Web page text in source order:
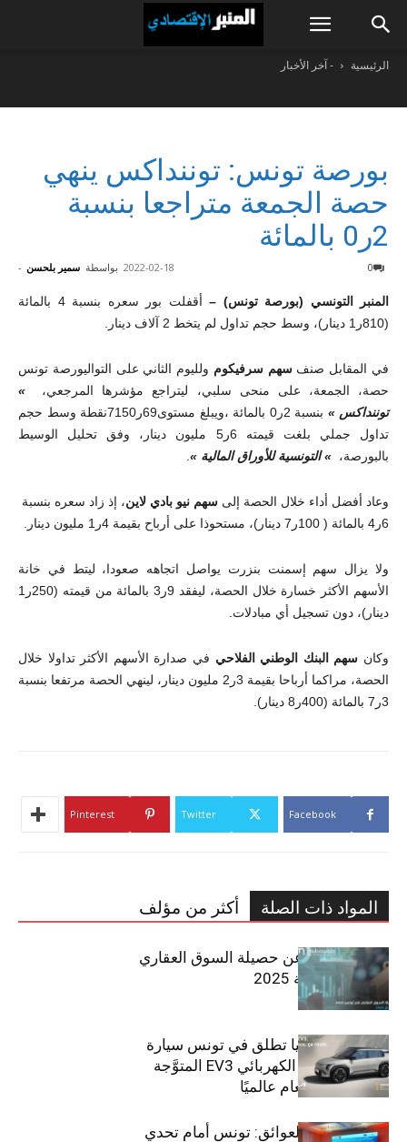
الرئيسية - آخر الأخبار
بورصة تونس: توننداكس ينهي
حصة الجمعة متراجعا بنسبة
2ر0 بالمائة
بواسطة سمير بلحسن - 2022-02-18 0
لمنبر التونسي (بورصة تونس) –
أقفلت بور سعره بنسبة 4 بالمائة
(810ر1 دينار)، وسط حجم تداول لم يتخط 2 آلاف دينار.
في المقابل صنفسهم سرفيكوم ولليوم الثاني على التواليورصة تونس
حصة، الجمعة، على منحى سلبي، ليتراجع مؤشرها المرجعي، »
توننداكس »
بنسبة 2ر0 بالمائة ،ويبلغ مستوى69ر7150نقطة وسط حجم
تداول جملي بلغت قيمته 6ر5 مليون دينار، وفق تحليل الوسيط
بالبورصة، » التونسية للأوراق المالية »
وعاد أفضل أداء خلال الحصة إلى سهم نيو بادي لاين، إذ زاد سعره بنسبة
6ر4 بالمائة ( 100ر7 دينار)، مستحوذا على أرباح بقيمة 4ر1 مليون دينار.
ولا يزال سهم إسمنت بنزرت يواصل اتجاهه صعودا، ليتط في خانة
الأسهم الأكثر خسارة خلال الحصة، ليفقد 9ر3 بالمائة من قيمته (250ر1
دينار)، دون تسجيل أي مبادلات.
وكان سهم البنك الوطني الفلاحي في صدارة الأسهم الأكثر تداولا خلال
الحصة، مراكما أرباحا بقيمة 3ر2 مليون دينار، لينهي الحصة مرتفعا بنسبة
3ر7 بالمائة (400ر8 دينار).
Facebook
Twitter
Pinterest
المواد ذات الصلة أكثر من مؤلف
مبوب تكشف عن حصيلة السوق العقاري
في تونس لسنة 2025
سيتي كارز – كيا تطلق في تونس سيارة
الـدفع الرباعي الكهربائي EV3 المتوَّجة
بلقب سيارة العام عالميًا
بين الطموح والعوائق: تونس أمام تحدي